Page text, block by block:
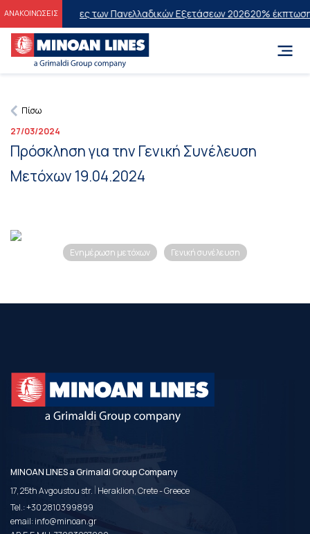
ΑΝΑΚΟΙΝΩΣΕΙΣ
Επιτυχόντες των Πανελλαδικών Εξετάσεων 202620% έκπτωση
Πίσω
27/03/2024
Πρόσκληση για την Γενική Συνέλευση
Μετόχων 19.04.2024
Ενημέρωση μετόχων Γενική συνέλευση
MINOAN LINES a Grimaldi Group Company
17, 25th Avgoustou str. | Heraklion, Crete - Greece
Tel.:+30 2810399899
email:info@minoan.gr